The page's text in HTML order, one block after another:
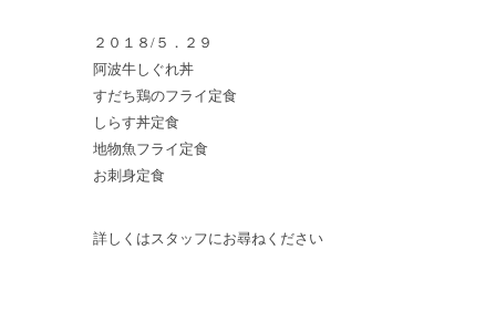
２０１８/５．２９
阿波牛しぐれ丼
すだち鶏のフライ定食
しらす丼定食
地物魚フライ定食
お刺身定食
詳しくはスタッフにお尋ねください